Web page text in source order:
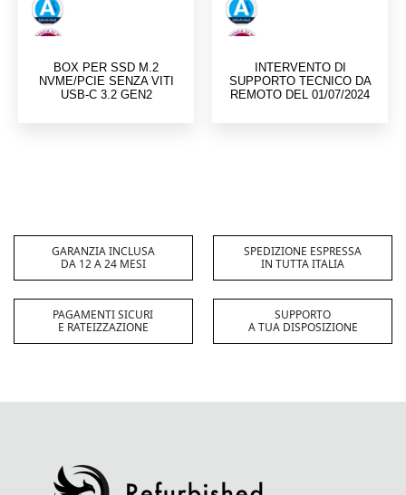
BOX PER SSD M.2
NVME/PCIE SENZA VITI
USB-C 3.2 GEN2
INTERVENTO DI
SUPPORTO TECNICO DA
REMOTO DEL 01/07/2024
GARANZIA INCLUSA
DA 12 A 24 MESI
SPEDIZIONE ESPRESSA
IN TUTTA ITALIA
PAGAMENTI SICURI
E RATEIZZAZIONE
SUPPORTO
A TUA DISPOSIZIONE